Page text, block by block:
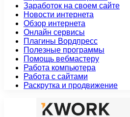
Заработок на своем сайте
Новости интернета
Обзор интернета
Онлайн сервисы
Плагины Вордпресс
Полезные программы
Помощь вебмастеру
Работа компьютера
Работа с сайтами
Раскрутка и продвижение